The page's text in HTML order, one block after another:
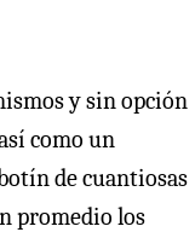
y sin opción
como un
de cuantiosas
promedio los